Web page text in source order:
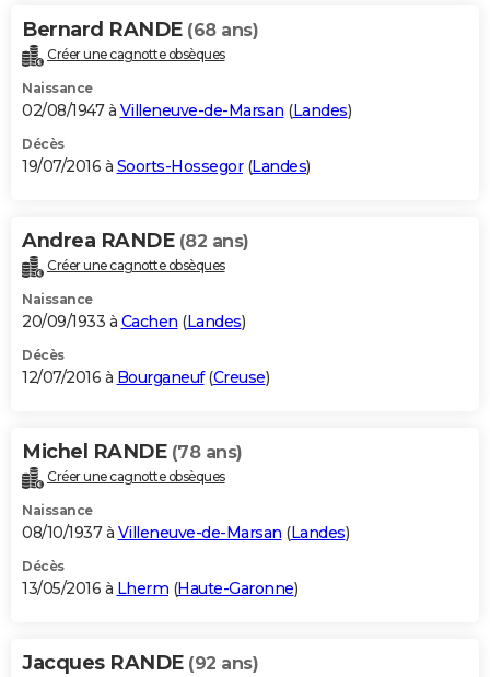
Bernard RANDE (68 ans)
Créer une cagnotte obsèques
Naissance
02/08/1947 à Villeneuve-de-Marsan (Landes)
Décès
19/07/2016 à Soorts-Hossegor(Landes)
Andrea RANDE (82 ans)
Créer une cagnotte obsèques
Naissance
20/09/1933 à Cachen (Landes)
Décès
12/07/2016 à Bourganeuf(Creuse)
Michel RANDE (78 ans)
Créer une cagnotte obsèques
Naissance
08/10/1937 à Villeneuve-de-Marsan (Landes)
Décès
13/05/2016 à Lherm (Haute-Garonne)
Jacques RANDE (92 ans)